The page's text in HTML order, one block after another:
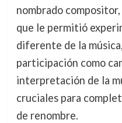
nombrado
que le permitió
diferente de la
participación como
interpretación de la
cruciales para
de renombre.